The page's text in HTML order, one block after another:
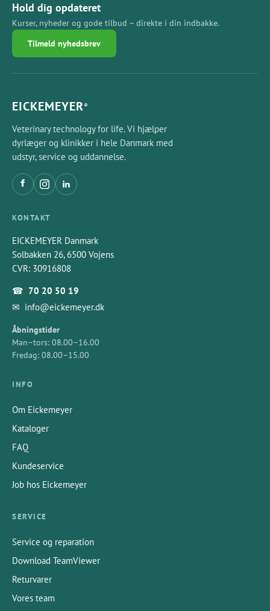
Hold dig opdateret
Kurser, nyheder og gode tilbud – direkte i din indbakke.
Tilmeld nyhedsbrev
EICKEMEYER®
Veterinary technology for life. Vi hjælper
dyrlæger og klinikker i hele Danmark med
udstyr, service og uddannelse.
KONTAKT
EICKEMEYER Danmark
Solbakken 26, 6500 Vojens
CVR: 30916808
☎ 70 20 50 19
✉ info@eickemeyer.dk
Åbningstider
Man–tors: 08.00–16.00
Fredag: 08.00–15.00
INFO
Om Eickemeyer
Kataloger
FAQ
Kundeservice
Job hos Eickemeyer
SERVICE
Service og reparation
Download TeamViewer
Returvarer
Vores team